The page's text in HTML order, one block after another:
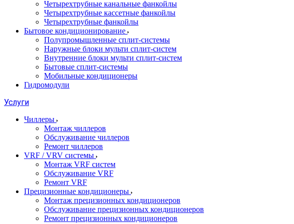
Четырехтрубные канальные фанкойлы
Четырехтрубные кассетные фанкойлы
Четырехтрубные фанкойлы
Бытовое кондиционирование
Полупромышленные сплит-системы
Наружные блоки мульти сплит-систем
Внутренние блоки мульти сплит-систем
Бытовые сплит-системы
Мобильные кондиционеры
Гидромодули
Услуги
Чиллеры
Монтаж чиллеров
Обслуживание чиллеров
Ремонт чиллеров
VRF / VRV системы
Монтаж VRF систем
Обслуживание VRF
Ремонт VRF
Прецизионные кондиционеры
Монтаж прецизионных кондиционеров
Обслуживание прецизионных кондиционеров
Ремонт прецизионных кондиционеров